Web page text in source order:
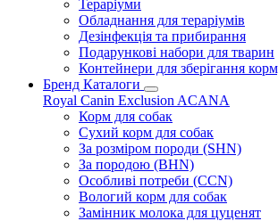
Тераріуми
Обладнання для тераріумів
Дезінфекція та прибирання
Подарункові набори для тварин
Контейнери для зберігання
Бренд Каталоги
Royal Canin Exclusion ACANA
Корм для собак
Сухий корм для собак
За розміром породи (SHN)
За породою (BHN)
Особливі потреби (CCN)
Вологий корм для собак
Замінник молока для цуценят